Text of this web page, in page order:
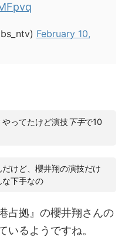
February 10,
やってたけど演技下手で10
けど、櫻井翔の演技だけ
な下手なの
占拠』の櫻井翔さんの
いるようですね。